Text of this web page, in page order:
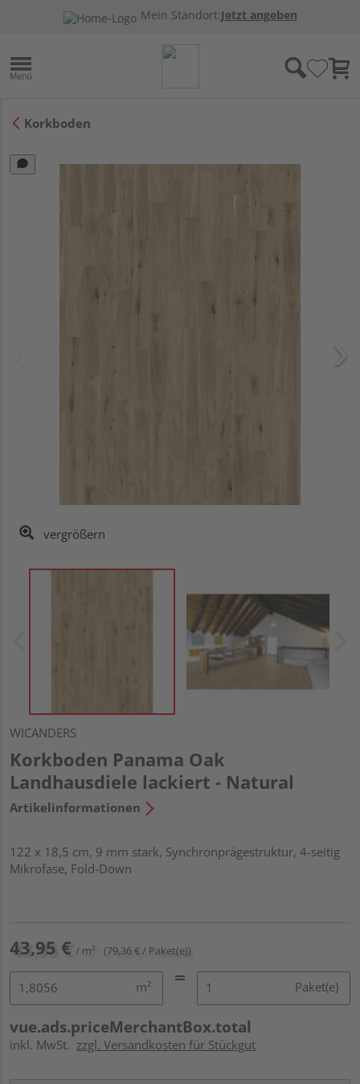
Mein Standort:Jetzt angeben
Korkboden
vergrößern
WICANDERS
Korkboden Panama Oak
Landhausdiele lackiert - Natural
Artikelinformationen
122 x 18,5 cm, 9 mm stark, Synchronprägestruktur, 4-seitig
Mikrofase, Fold-Down
43,95 € / m² (79,36 € / Paket(e))
m² Paket(e)
vue.ads.priceMerchantBox.total
inkl. MwSt. zzgl. Versandkosten für Stückgut